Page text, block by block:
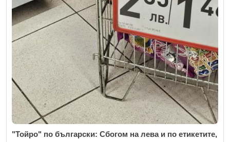
"Тойро" по български: Сбогом на лева и по етикетите,